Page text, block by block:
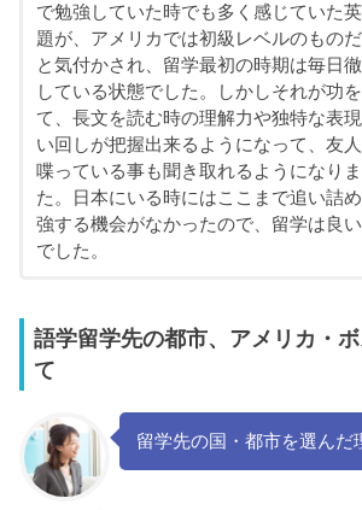
で勉強していた時でも多く感じていた
題が、アメリカでは初級レベルのもの
と気付かされ、留学最初の時期は毎日
している状態でした。しかしそれが功
て、長文を読む時の理解力や独特な表
い回しが把握出来るようになって、友
喋っている事も聞き取れるようになり
た。日本にいる時にはここまで追い詰
強する機会がなかったので、留学は良
でした。
語学留学先の都市、アメリカ・
て
留学先の国・都市を選んだ